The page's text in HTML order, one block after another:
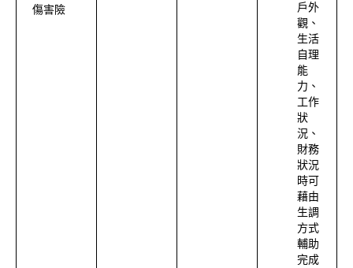
戶外
觀、
生活
自理
能
力、
工作
狀
況、
財務
狀況
時可
藉由
生調
方式
輔助
完成
傷害險